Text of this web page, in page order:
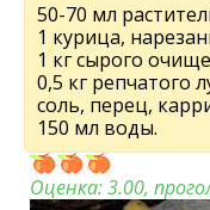
50-70 мл
1 курица,
1 кг сырого
0,5 кг репчатого
соль, перец,
150 мл воды.
Оценка:3.00,